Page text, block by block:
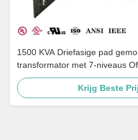
1500 KVA Driefasige pad
transformator met 7-niveaus
Multi-Voltage Adaptatie en
Bushing
Krijg Beste